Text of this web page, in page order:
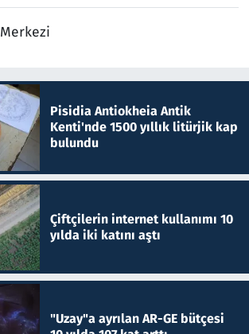
Pisidia Antiokheia Antik
Kenti'nde 1500 yıllık litürjik kap
bulundu
Çiftçilerin internet kullanımı 10
yılda iki katını aştı
"Uzay"a ayrılan AR-GE bütçesi